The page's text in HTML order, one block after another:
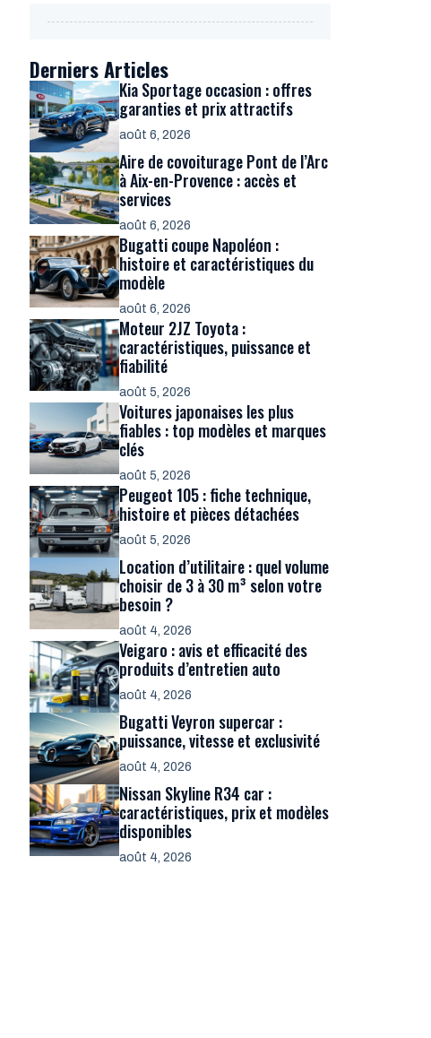
Derniers Articles
Kia Sportage occasion : offres
garanties et prix attractifs
août 6, 2026
Aire de covoiturage Pont de l’Arc
à Aix-en-Provence : accès et
services
août 6, 2026
Bugatti coupe Napoléon :
histoire et caractéristiques du
modèle
août 6, 2026
Moteur 2JZ Toyota :
caractéristiques, puissance et
fiabilité
août 5, 2026
Voitures japonaises les plus
fiables : top modèles et marques
clés
août 5, 2026
Peugeot 105 : fiche technique,
histoire et pièces détachées
août 5, 2026
Location d’utilitaire : quel volume
choisir de 3 à 30 m³ selon votre
besoin ?
août 4, 2026
Veigaro : avis et efficacité des
produits d’entretien auto
août 4, 2026
Bugatti Veyron supercar :
puissance, vitesse et exclusivité
août 4, 2026
Nissan Skyline R34 car :
caractéristiques, prix et modèles
disponibles
août 4, 2026